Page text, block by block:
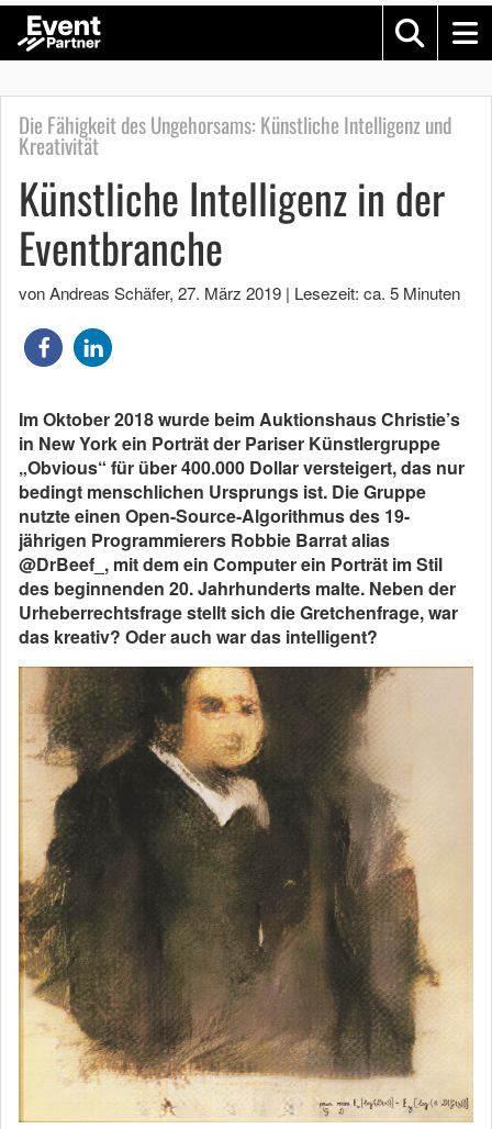
Die Fähigkeit des Ungehorsams: Künstliche Intelligenz und
Kreativität
Künstliche Intelligenz in der
Eventbranche
von Andreas Schäfer, 27. März 2019 | Lesezeit: ca. 5 Minuten
Im Oktober 2018 wurde beim Auktionshaus Christie’s
in New York ein Porträt der Pariser Künstlergruppe
„Obvious“ für über 400.000 Dollar versteigert, das nur
bedingt menschlichen Ursprungs ist. Die Gruppe
nutzte einen Open-Source-Algorithmus des 19-
jährigen Programmierers Robbie Barrat alias
@DrBeef_, mit dem ein Computer ein Porträt im Stil
des beginnenden 20. Jahrhunderts malte. Neben der
Urheberrechtsfrage stellt sich die Gretchenfrage, war
das kreativ? Oder auch war das intelligent?